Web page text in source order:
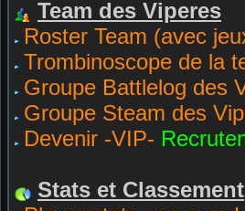
Team des Viperes
Roster Team (avec
Trombinoscope de la
Groupe Battlelog des
Groupe Steam des
Devenir -VIP-
Stats et Classement